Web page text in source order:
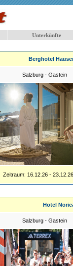
Unterkünfte
Berghotel
Salzburg - Gastein
Zeitraum: 16.12.26 -
Hotel
Salzburg - Gastein